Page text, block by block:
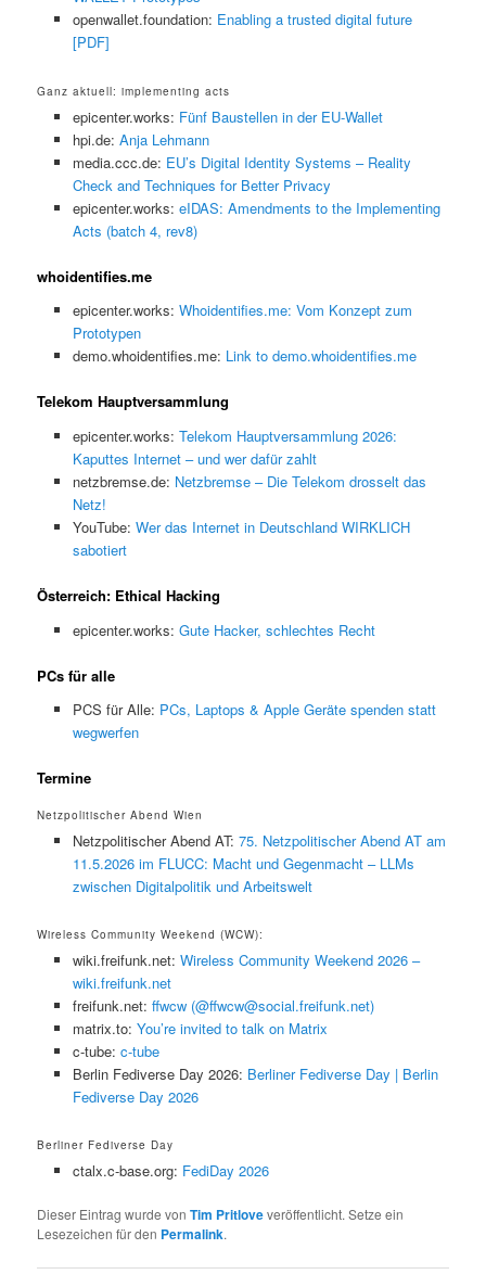
openwallet.foundation: Enabling a trusted digital future
[PDF]
Ganz aktuell: implementing acts
epicenter.works: Fünf Baustellen in der EU-Wallet
hpi.de: Anja Lehmann
media.ccc.de: EU’s Digital Identity Systems – Reality
Check and Techniques for Better Privacy
epicenter.works: eIDAS: Amendments to the Implementing
Acts (batch 4, rev8)
whoidentifies.me
epicenter.works: Whoidentifies.me: Vom Konzept zum
Prototypen
demo.whoidentifies.me: Link to demo.whoidentifies.me
Telekom Hauptversammlung
epicenter.works: Telekom Hauptversammlung 2026:
Kaputtes Internet – und wer dafür zahlt
netzbremse.de: Netzbremse – Die Telekom drosselt das
Netz!
YouTube: Wer das Internet in Deutschland WIRKLICH
sabotiert
Österreich: Ethical Hacking
epicenter.works: Gute Hacker, schlechtes Recht
PCs für alle
PCS für Alle: PCs, Laptops & Apple Geräte spenden statt
wegwerfen
Termine
Netzpolitischer Abend Wien
Netzpolitischer Abend AT: 75. Netzpolitischer Abend AT am
11.5.2026 im FLUCC: Macht und Gegenmacht – LLMs
zwischen Digitalpolitik und Arbeitswelt
Wireless Community Weekend (WCW):
wiki.freifunk.net: Wireless Community Weekend 2026 –
wiki.freifunk.net
freifunk.net: ffwcw (@ffwcw@social.freifunk.net)
matrix.to: You’re invited to talk on Matrix
c-tube: c-tube
Berlin Fediverse Day 2026: Berliner Fediverse Day | Berlin
Fediverse Day 2026
Berliner Fediverse Day
ctalx.c-base.org: FediDay 2026
Dieser Eintrag wurde vonTim Pritloveveröffentlicht. Setze ein
Lesezeichen für den Permalink.